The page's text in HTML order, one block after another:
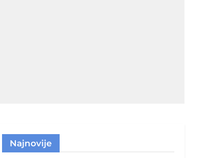
Najnovije